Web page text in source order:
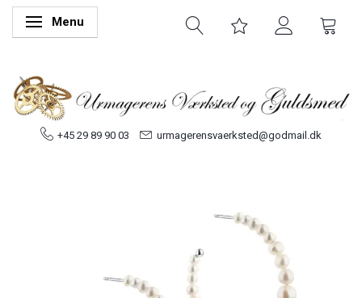
Skifte navigation
Menu
+45 29 89 90 03 urmagerensvaerksted@godmail.dk